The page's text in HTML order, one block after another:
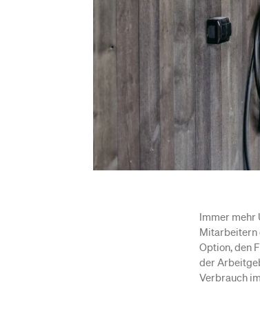
Immer mehr
Mitarbeitern
Option, den
der
Verbrauch